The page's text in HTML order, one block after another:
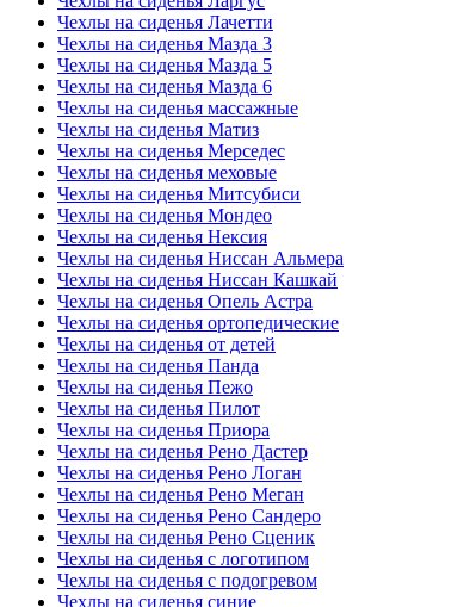
Чехлы на сиденья Лачетти
Чехлы на сиденья Мазда 3
Чехлы на сиденья Мазда 5
Чехлы на сиденья Мазда 6
Чехлы на сиденья массажные
Чехлы на сиденья Матиз
Чехлы на сиденья Мерседес
Чехлы на сиденья меховые
Чехлы на сиденья Митсубиси
Чехлы на сиденья Мондео
Чехлы на сиденья Нексия
Чехлы на сиденья Ниссан Альмера
Чехлы на сиденья Ниссан Кашкай
Чехлы на сиденья Опель Астра
Чехлы на сиденья ортопедические
Чехлы на сиденья от детей
Чехлы на сиденья Панда
Чехлы на сиденья Пежо
Чехлы на сиденья Пилот
Чехлы на сиденья Приора
Чехлы на сиденья Рено Дастер
Чехлы на сиденья Рено Логан
Чехлы на сиденья Рено Меган
Чехлы на сиденья Рено Сандеро
Чехлы на сиденья Рено Сценик
Чехлы на сиденья с логотипом
Чехлы на сиденья с подогревом
Чехлы на сиденья синие